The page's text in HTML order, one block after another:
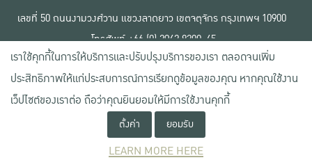
เลขที่ 50 ถนนงามวงศ์วาน แขวงลาดยาว เขตจตุจักร กรุงเทพฯ 10900
โทรศัพท์ +66 (0) 2942 8200-45
สงวนลิขสิทธิ์ © 2020 มหาวิทยาลัยเกษตรศาสตร์
เงื่อนไขการใช้งานเว็บไซต์
ข้อตกลงด้านสิทธิ์ใช้งาน
นโยบายความเป็นส่วนตัว
เราใช้คุกกี้ในการให้บริการและปรับปรุงบริการของเรา ตลอดจนเพิ่ม
ประสิทธิภาพให้แก่ประสบการณ์การเรียกดูข้อมูลของคุณ หากคุณใช้งาน
เว็ปไซต์ของเราต่อ ถือว่าคุณยินยอมให้มีการใช้งานคุกกี้
ตั้งค่า ยอมรับ
LEARN MORE HERE